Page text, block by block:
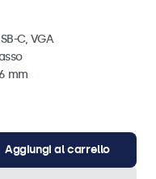
C, VGA
mm
Aggiungi al carrello